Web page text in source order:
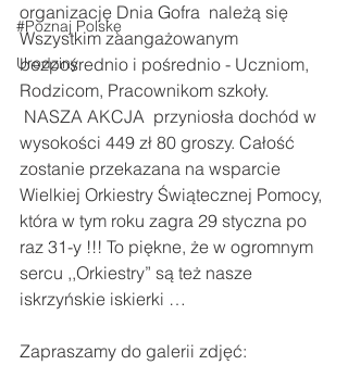
#Poznaj Polskę
Urodziny
organizację Dnia Gofra  należą się
Wszystkim zaangażowanym
bezpośrednio i pośrednio - Uczniom,
Rodzicom, Pracownikom szkoły.
wysokości 449 zł 80 groszy. Całość
zostanie przekazana na wsparcie
Wielkiej Orkiestry Świątecznej Pomocy,
która w tym roku zagra 29 styczna po
raz 31-y !!! To piękne, że w ogromnym
sercu ,,Orkiestry” są też nasze
iskrzyńskie iskierki …
Zapraszamy do galerii zdjęć: